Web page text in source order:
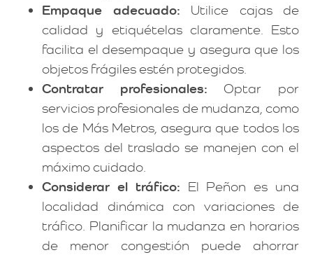
Empaque adecuado: Utilice cajas de
calidad y etiquételas claramente. Esto
facilita el desempaque y asegura que los
objetos frágiles estén protegidos.
Contratar profesionales: Optar por
servicios profesionales de mudanza, como
los de Más Metros, asegura que todos los
aspectos del traslado se manejen con el
máximo cuidado.
Considerar el tráfico: El Peñon es una
localidad dinámica con variaciones de
tráfico. Planificar la mudanza en horarios
de menor congestión puede ahorrar